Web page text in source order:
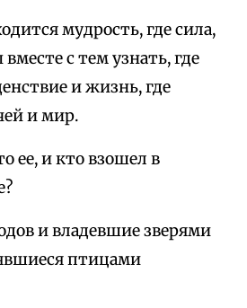
мудрость, где сила,
с тем узнать, где
и жизнь, где
и мир.
ее, и кто взошел в
и владевшие зверями
птицами